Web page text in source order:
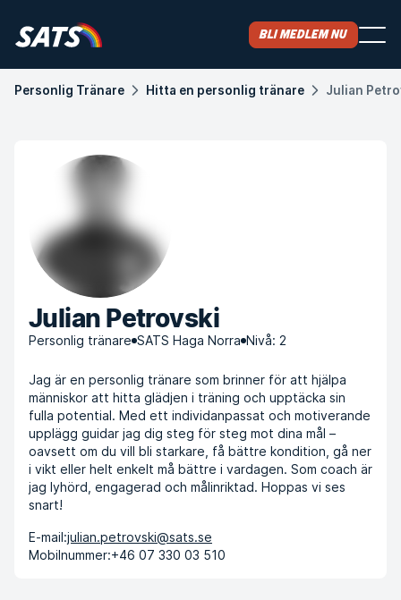
Bli medlem nu
Personlig Tränare Hitta en personlig tränare Julian
Julian Petrovski
Personlig tränare SATS Haga Norra Nivå: 2
Jag är en personlig tränare som brinner för att hjälpa
människor att hitta glädjen i träning och upptäcka sin
fulla potential. Med ett individanpassat och motiverande
upplägg guidar jag dig steg för steg mot dina mål –
oavsett om du vill bli starkare, få bättre kondition, gå ner
i vikt eller helt enkelt må bättre i vardagen. Som coach är
jag lyhörd, engagerad och målinriktad. Hoppas vi ses
snart!
E-mail:julian.petrovski@sats.se
Mobilnummer:+46 07 330 03 510